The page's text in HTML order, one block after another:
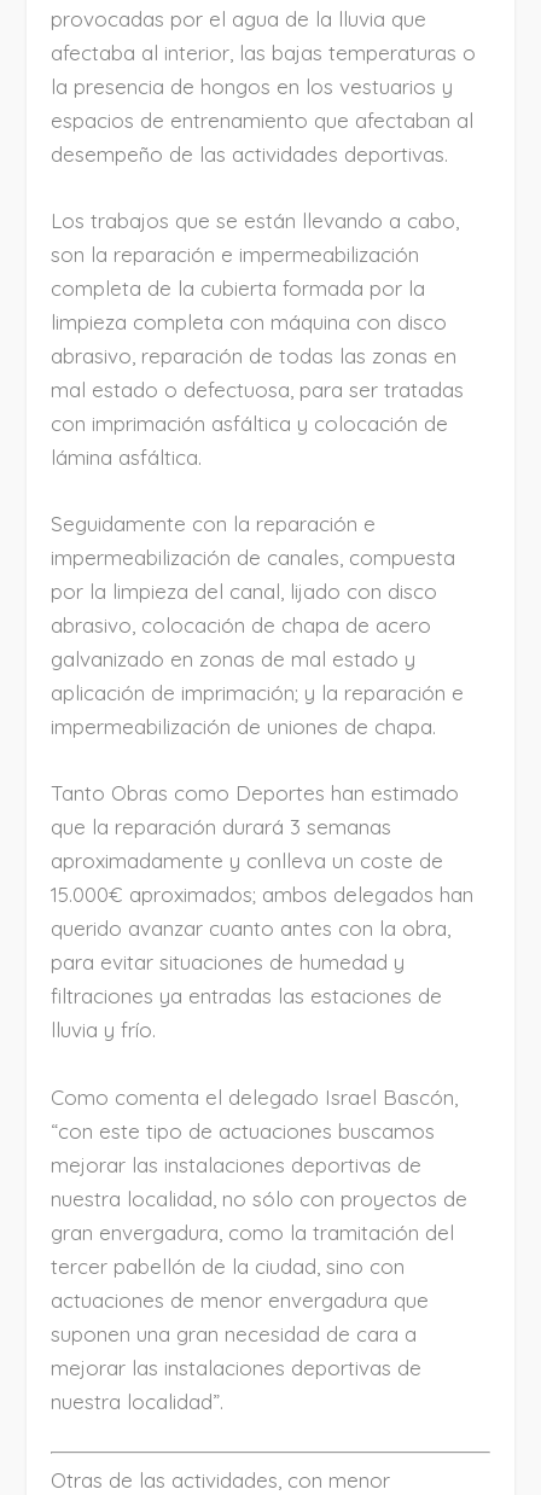
provocadas por el agua de la lluvia que
afectaba al interior, las bajas temperaturas o
la presencia de hongos en los vestuarios y
espacios de entrenamiento que afectaban al
desempeño de las actividades deportivas.
Los trabajos que se están llevando a cabo,
son la reparación e impermeabilización
completa de la cubierta formada por la
limpieza completa con máquina con disco
abrasivo, reparación de todas las zonas en
mal estado o defectuosa, para ser tratadas
con imprimación asfáltica y colocación de
lámina asfáltica.
Seguidamente con la reparación e
impermeabilización de canales, compuesta
por la limpieza del canal, lijado con disco
abrasivo, colocación de chapa de acero
galvanizado en zonas de mal estado y
aplicación de imprimación; y la reparación e
impermeabilización de uniones de chapa.
Tanto Obras como Deportes han estimado
que la reparación durará 3 semanas
aproximadamente y conlleva un coste de
15.000€ aproximados; ambos delegados han
querido avanzar cuanto antes con la obra,
para evitar situaciones de humedad y
filtraciones ya entradas las estaciones de
lluvia y frío.
Como comenta el delegado Israel Bascón,
“con este tipo de actuaciones buscamos
mejorar las instalaciones deportivas de
nuestra localidad, no sólo con proyectos de
gran envergadura, como la tramitación del
tercer pabellón de la ciudad, sino con
actuaciones de menor envergadura que
suponen una gran necesidad de cara a
mejorar las instalaciones deportivas de
nuestra localidad”.
Otras de las actividades, con menor